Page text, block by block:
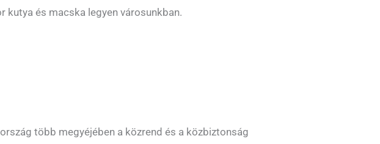
kutya és macska legyen városunkban.
több megyéjében a közrend és a közbiztonság